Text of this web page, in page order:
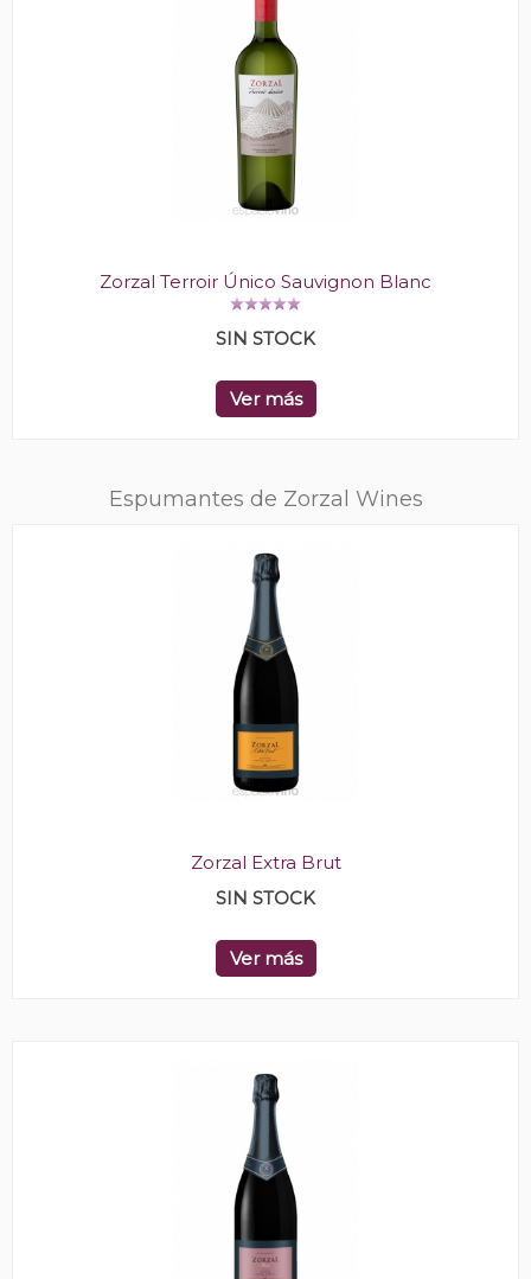
Zorzal Terroir Único Sauvignon Blanc
SIN STOCK
Ver más
Espumantes de Zorzal Wines
Zorzal Extra Brut
SIN STOCK
Ver más